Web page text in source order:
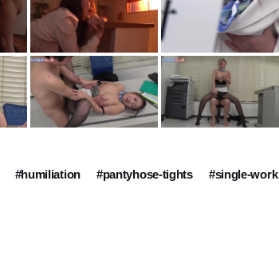
#humiliation #pantyhose-tights #single-work